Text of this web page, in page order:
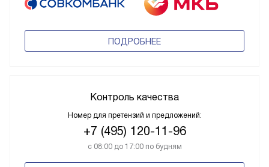
ПОДРОБНЕЕ
Контроль качества
Номер для претензий и предложений:
+7 (495) 120-11-96
с 08:00 до 17:00 по будням